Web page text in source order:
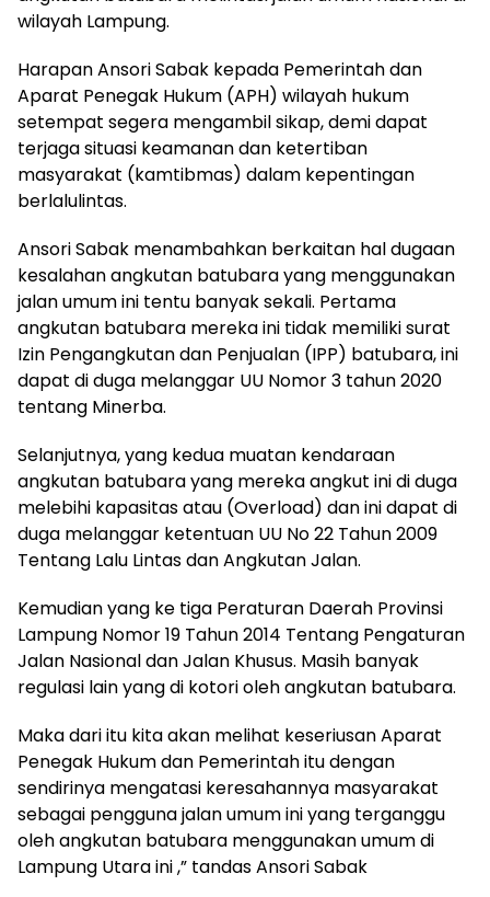
wilayah Lampung.
Harapan Ansori Sabak kepada Pemerintah dan
Aparat Penegak Hukum (APH) wilayah hukum
setempat segera mengambil sikap, demi dapat
terjaga situasi keamanan dan ketertiban
masyarakat (kamtibmas) dalam kepentingan
berlalulintas.
Ansori Sabak menambahkan berkaitan hal dugaan
kesalahan angkutan batubara yang menggunakan
jalan umum ini tentu banyak sekali. Pertama
angkutan batubara mereka ini tidak memiliki surat
Izin Pengangkutan dan Penjualan (IPP) batubara, ini
dapat di duga melanggar UU Nomor 3 tahun 2020
tentang Minerba.
Selanjutnya, yang kedua muatan kendaraan
angkutan batubara yang mereka angkut ini di duga
melebihi kapasitas atau (Overload) dan ini dapat di
duga melanggar ketentuan UU No 22 Tahun 2009
Tentang Lalu Lintas dan Angkutan Jalan.
Kemudian yang ke tiga Peraturan Daerah Provinsi
Lampung Nomor 19 Tahun 2014 Tentang Pengaturan
Jalan Nasional dan Jalan Khusus. Masih banyak
regulasi lain yang di kotori oleh angkutan batubara.
Maka dari itu kita akan melihat keseriusan Aparat
Penegak Hukum dan Pemerintah itu dengan
sendirinya mengatasi keresahannya masyarakat
sebagai pengguna jalan umum ini yang terganggu
oleh angkutan batubara menggunakan umum di
Lampung Utara ini ,” tandas Ansori Sabak